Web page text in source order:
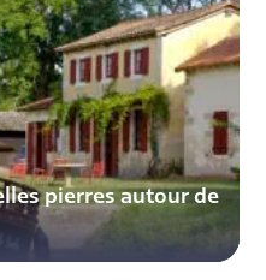
pierres autour de